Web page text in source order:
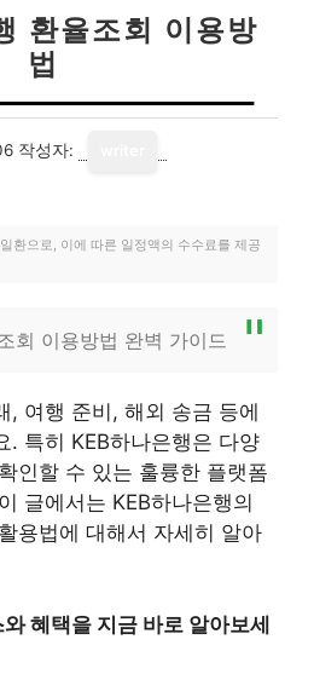
환율조회 이용방
법
작성자:
환으로, 이에 따른 일정액의 수수료를 제공
회 이용방법 완벽 가이드
, 여행 준비, 해외 송금 등에
. 특히 KEB하나은행은 다양
인할 수 있는 훌륭한 플랫폼
글에서는 KEB하나은행의
용법에 대해서 자세히 알아
혜택을 지금 바로 알아보세